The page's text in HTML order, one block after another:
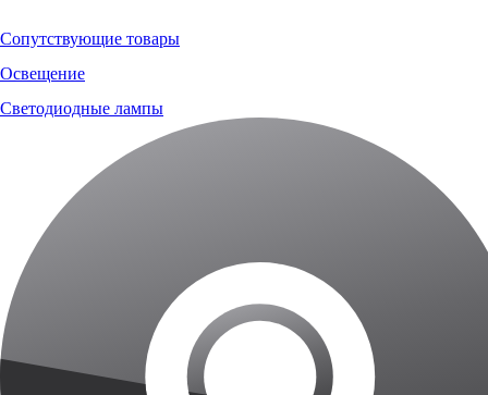
Сопутствующие товары
Освещение
Светодиодные лампы